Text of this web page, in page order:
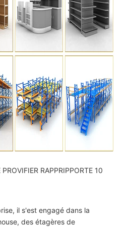
il s'est engagé dans la
des étagères de